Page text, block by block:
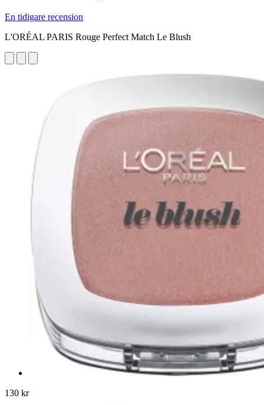
En tidigare recension
L'ORÉAL PARIS Rouge Perfect Match Le Blush
130 kr